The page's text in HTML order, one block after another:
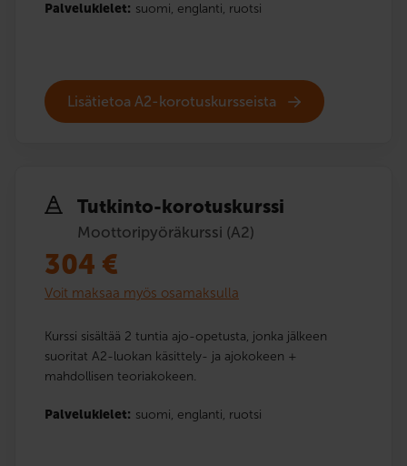
Palvelukielet: suomi, englanti, ruotsi
Lisätietoa A2-korotuskursseista
Tutkinto-korotuskurssi
Moottoripyöräkurssi (A2)
304 €
Voit maksaa myös osamaksulla
Kurssi sisältää 2 tuntia ajo-opetusta, jonka jälkeen
suoritat A2-luokan käsittely- ja ajokokeen +
mahdollisen teoriakokeen.
Palvelukielet: suomi, englanti, ruotsi